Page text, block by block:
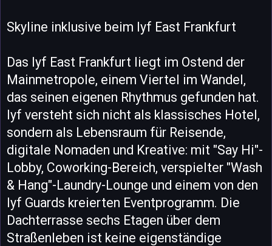
Skyline inklusive beim lyf East Frankfurt
Das lyf East Frankfurt liegt im Ostend der
Mainmetropole, einem Viertel im Wandel,
das seinen eigenen Rhythmus gefunden hat.
lyf versteht sich nicht als klassisches Hotel,
sondern als Lebensraum für Reisende,
digitale Nomaden und Kreative: mit "Say Hi"-
Lobby, Coworking-Bereich, verspielter "Wash
& Hang"-Laundry-Lounge und einem von den
lyf Guards kreierten Eventprogramm. Die
Dachterrasse sechs Etagen über dem
Straßenleben ist keine eigenständige